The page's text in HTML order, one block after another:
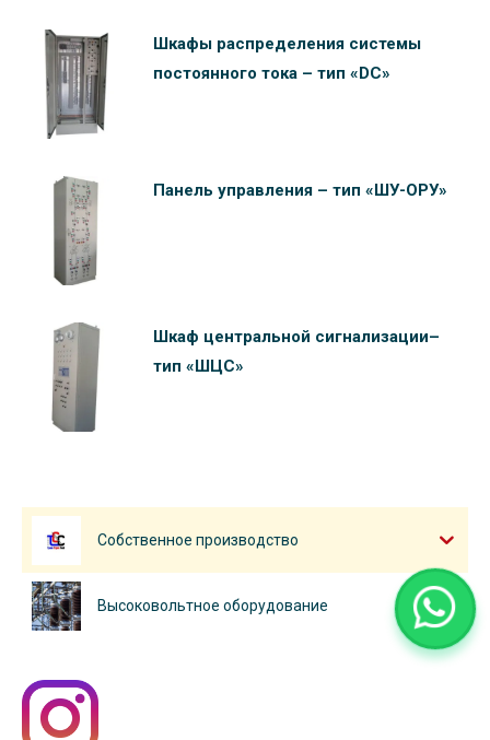
Шкафы распределения системы
постоянного тока – тип «DC»
Панель управления – тип «ШУ-ОРУ»
Шкаф центральной сигнализации–
тип «ШЦС»
Собственное производство
Высоковольтное оборудование